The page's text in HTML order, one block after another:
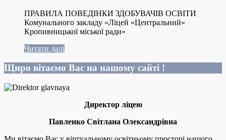
ПРАВИЛА ПОВЕДІНКИ ЗДОБУВАЧІВ ОСВІТИ
Комунального закладу «Ліцей «Центральний»
Кропивницької міської ради»
Читати далі
Щиро вітаємо Вас на нашому сайті !
Директор ліцею
Павленко Світлана Олександрівна